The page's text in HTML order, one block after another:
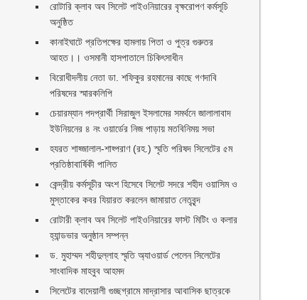
রোটারি ক্লাব অব সিলেট পাইওনিয়ারের বৃক্ষরোপণ কর্মসূচি
অনুষ্ঠিত
কানাইঘাটে প্রতিপক্ষের হামলায় পিতা ও পুত্র গুরুতর
আহত।। ওসমানী হাসপাতালে চিকিৎসাধীন
বিরোধীদলীয় নেতা ডা. শফিকুর রহমানের কাছে গণদাবি
পরিষদের স্মারকলিপি ‎
চেয়ারম্যান পদপ্রার্থী সিরাজুল ইসলামের সমর্থনে জালালাবাদ
ইউনিয়নের ৪ নং ওয়ার্ডের নিজ পাড়ায় মতবিনিময় সভা
হযরত শাহ্জালাল-শাহ্পরাণ (রহ.) স্মৃতি পরিষদ সিলেটের ৫ম
প্রতিষ্ঠাবার্ষিকী পালিত ‎​
কেন্দ্রীয় কর্মসূচীর অংশ হিসেবে সিলেট সদরে শহীদ ওয়াসিম ও
মুস্তাকের কবর যিয়ারত করলেন জামায়াত নেতৃবৃন্দ ‎
রোটারী ক্লাব অব সিলেট পাইওনিয়ারের ফাস্ট মিটিং ও কলার
হ্যান্ডভার অনুষ্ঠান সম্পন্ন
ড. মুহাম্মদ শহীদুল্লাহ স্মৃতি অ্যাওয়ার্ড পেলেন সিলেটের
সাংবাদিক মাহবুব আহমদ
সিলেটের বাদেয়ালী গুচ্ছগ্রামে মাদ্রাসার আবাসিক ছাত্রকে